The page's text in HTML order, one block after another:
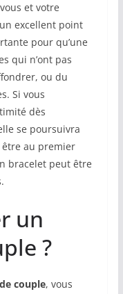
et votre
excellent point
pour qu’une
qui n’ont pas
ou du
Si vous
dès
se poursuivra
au premier
bracelet peut être
un
?
couple, vous